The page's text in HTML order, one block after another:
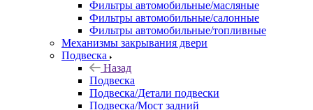
Фильтры автомобильные/масляные
Фильтры автомобильные/салонные
Фильтры автомобильные/топливные
Механизмы закрывания двери
Подвеска
Назад
Подвеска
Подвеска/Детали подвески
Подвеска/Мост задний